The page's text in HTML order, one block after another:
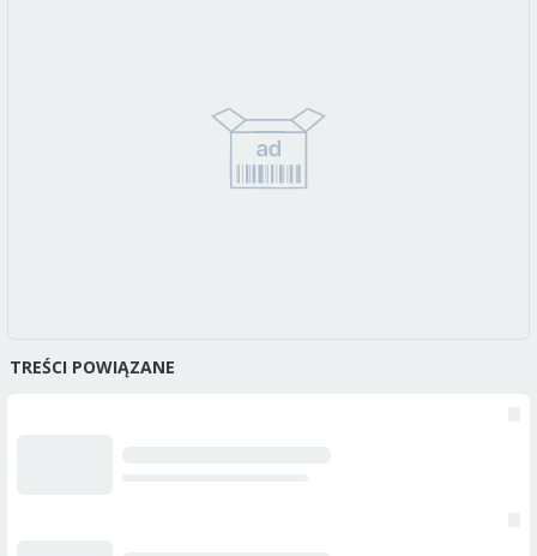
TREŚCI POWIĄZANE